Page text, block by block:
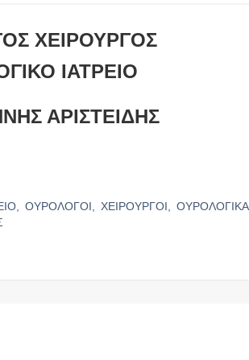
ΧΕΙΡΟΥΡΓΟΣ
ΙΑΤΡΕΙΟ
ΑΡΙΣΤΕΙΔΗΣ
ΟΥΡΟΛΟΓΟΙ, ΧΕΙΡΟΥΡΓΟΙ, ΟΥΡΟΛΟΓΙΚΑ,